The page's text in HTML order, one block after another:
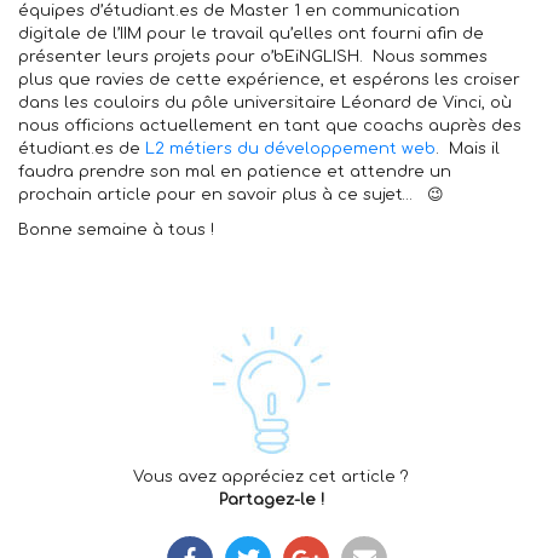
équipes d’étudiant.es de Master 1 en communication
digitale de l’IIM pour le travail qu’elles ont fourni afin de
présenter leurs projets pour o’bEiNGLISH. Nous sommes
plus que ravies de cette expérience, et espérons les croiser
dans les couloirs du pôle universitaire Léonard de Vinci, où
nous officions actuellement en tant que coachs auprès des
étudiant.es de L2 métiers du développement web . Mais il
faudra prendre son mal en patience et attendre un
prochain article pour en savoir plus à ce sujet… 😉
Bonne semaine à tous !
Vous avez appréciez cet article ?
Partagez-le !